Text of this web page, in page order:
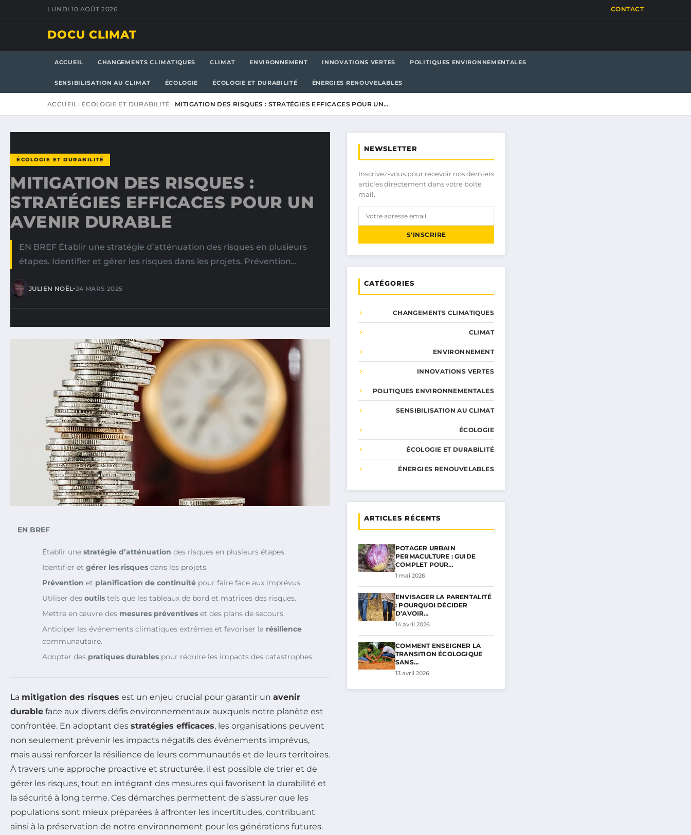
LUNDI 10 AOÛT 2026 CONTACT
DOCU CLIMAT
ACCUEIL CHANGEMENTS CLIMATIQUES CLIMAT ENVIRONNEMENT INNOVATIONS VERTES POLITIQUES ENVIRONNEMENTALES
SENSIBILISATION AU CLIMAT ÉCOLOGIE ÉCOLOGIE ET DURABILITÉ ÉNERGIES RENOUVELABLES
ACCUEIL ÉCOLOGIE ET DURABILITÉ MITIGATION DES RISQUES : STRATÉGIES EFFICACES POUR UN…
ÉCOLOGIE ET DURABILITÉ
MITIGATION DES RISQUES :
STRATÉGIES EFFICACES POUR UN
AVENIR DURABLE
EN BREF Établir une stratégie d’atténuation des risques en plusieurs
étapes. Identifier et gérer les risques dans les projets. Prévention…
JULIEN NOËL•24 MARS 2025
EN BREF
Établir une stratégie d’atténuation des risques en plusieurs étapes.
Identifier et gérer les risques dans les projets.
Prévention et planification de continuité pour faire face aux imprévus.
Utiliser des outils tels que les tableaux de bord et matrices des risques.
Mettre en œuvre des mesures préventives et des plans de secours.
Anticiper les événements climatiques extrêmes et favoriser la résilience
communautaire.
Adopter des pratiques durables pour réduire les impacts des catastrophes.
La mitigation des risques est un enjeu crucial pour garantir un avenir
durable face aux divers défis environnementaux auxquels notre planète est
confrontée. En adoptant des stratégies efficaces, les organisations peuvent
non seulement prévenir les impacts négatifs des événements imprévus,
mais aussi renforcer la résilience de leurs communautés et de leurs territoires.
À travers une approche proactive et structurée, il est possible de trier et de
gérer les risques, tout en intégrant des mesures qui favorisent la durabilité et
la sécurité à long terme. Ces démarches permettent de s’assurer que les
populations sont mieux préparées à affronter les incertitudes, contribuant
ainsi à la préservation de notre environnement pour les générations futures.
NEWSLETTER
Inscrivez-vous pour recevoir nos derniers
articles directement dans votre boîte
mail.
S'INSCRIRE
CATÉGORIES
CHANGEMENTS CLIMATIQUES
CLIMAT
ENVIRONNEMENT
INNOVATIONS VERTES
POLITIQUES ENVIRONNEMENTALES
SENSIBILISATION AU CLIMAT
ÉCOLOGIE
ÉCOLOGIE ET DURABILITÉ
ÉNERGIES RENOUVELABLES
ARTICLES RÉCENTS
POTAGER URBAIN
PERMACULTURE : GUIDE
COMPLET POUR…
1 mai 2026
ENVISAGER LA PARENTALITÉ
: POURQUOI DÉCIDER
D’AVOIR…
14 avril 2026
COMMENT ENSEIGNER LA
TRANSITION ÉCOLOGIQUE
SANS…
13 avril 2026